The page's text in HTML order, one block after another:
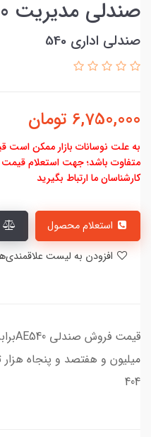
صندلی مدیریت 540
صندلی اداری 540
6,750,000 تومان
به علت نوسانات بازار ممکن
متفاوت باشد؛ جهت استعلام قیمت
کارشناسان ما ارتباط بگیرید
404